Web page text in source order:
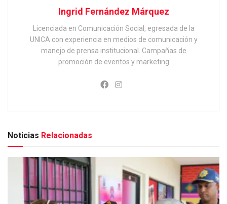
Ingrid Fernández Márquez
Licenciada en Comunicación Social, egresada de la
UNICA con experiencia en medios de comunicación y
manejo de prensa institucional. Campañas de
promoción de eventos y marketing
Noticias Relacionadas